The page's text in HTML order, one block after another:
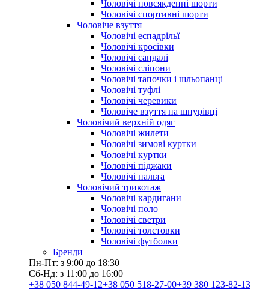
Чоловічі повсякденні шорти
Чоловічі спортивні шорти
Чоловіче взуття
Чоловічі еспадрільї
Чоловічі кросівки
Чоловічі сандалі
Чоловічі сліпони
Чоловічі тапочки і шльопанці
Чоловічі туфлі
Чоловічі черевики
Чоловіче взуття на шнурівці
Чоловічий верхній одяг
Чоловічі жилети
Чоловічі зимові куртки
Чоловічі куртки
Чоловічі піджаки
Чоловічі пальта
Чоловічий трикотаж
Чоловічі кардигани
Чоловічі поло
Чоловічі светри
Чоловічі толстовки
Чоловічі футболки
Бренди
Пн-Пт: з 9:00 до 18:30
Сб-Нд: з 11:00 до 16:00
+38 050 844-49-12+38 050 518-27-00+39 380 123-82-13